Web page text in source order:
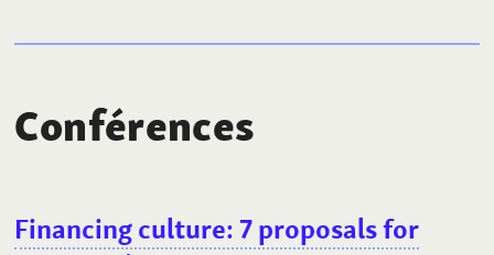
Conférences
Financing culture: 7 proposals for